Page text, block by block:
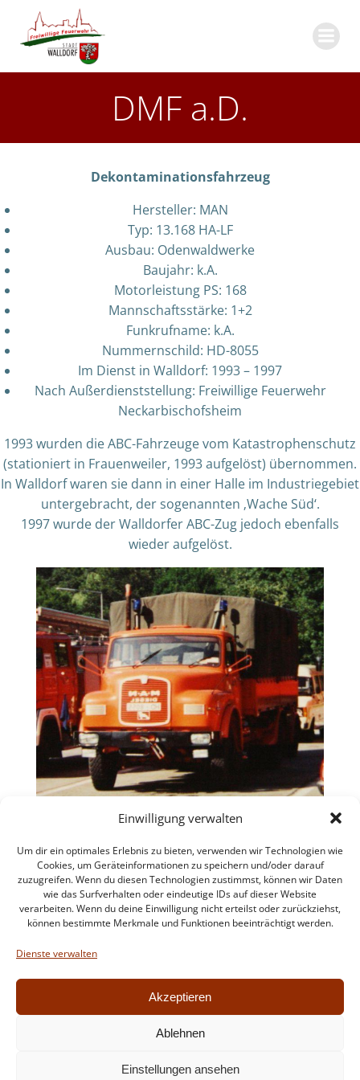
Einwilligung verwalten
Um dir ein optimales Erlebnis zu bieten, verwenden wir Technologien wie
Cookies, um Geräteinformationen zu speichern und/oder darauf
zuzugreifen. Wenn du diesen Technologien zustimmst, können wir Daten
wie das Surfverhalten oder eindeutige IDs auf dieser Website
verarbeiten. Wenn du deine Einwilligung nicht erteilst oder zurückziehst,
können bestimmte Merkmale und Funktionen beeinträchtigt werden.
Dienste verwalten
Akzeptieren
Ablehnen
Einstellungen ansehen
DMF a.D.
Dekontaminationsfahrzeug
Hersteller: MAN
Typ: 13.168 HA-LF
Ausbau: Odenwaldwerke
Baujahr: k.A.
Motorleistung PS: 168
Mannschaftsstärke: 1+2
Funkrufname: k.A.
Nummernschild: HD-8055
Im Dienst in Walldorf: 1993 – 1997
Nach Außerdienststellung: Freiwillige Feuerwehr
Neckarbischofsheim
1993 wurden die ABC-Fahrzeuge vom Katastrophenschutz
(stationiert in Frauenweiler, 1993 aufgelöst) übernommen.
In Walldorf waren sie dann in einer Halle im Industriegebiet
untergebracht, der sogenannten ‚Wache Süd‘.
1997 wurde der Walldorfer ABC-Zug jedoch ebenfalls
wieder aufgelöst.
Intern
© 2026 Feuerwehr Walldorf. Created for free using